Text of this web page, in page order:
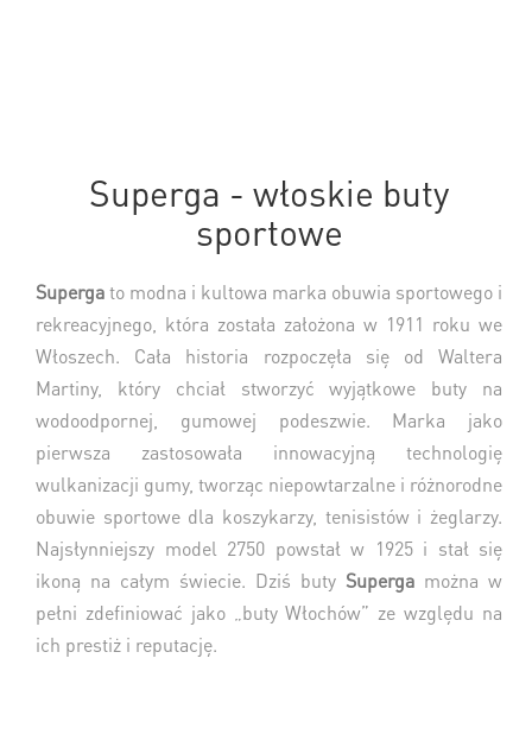
Superga - włoskie buty
sportowe
Supergato modna i kultowa marka obuwia sportowego i
rekreacyjnego, która została założona w 1911 roku we
Włoszech. Cała historia rozpoczęła się od Waltera
Martiny, który chciał stworzyć wyjątkowe buty na
wodoodpornej, gumowej podeszwie. Marka jako
pierwsza zastosowała innowacyjną technologię
wulkanizacji gumy, tworząc niepowtarzalne i różnorodne
obuwie sportowe dla koszykarzy, tenisistów i żeglarzy.
Najsłynniejszy model 2750 powstał w 1925 i stał się
ikoną na całym świecie. Dziś buty Superga można w
pełni zdefiniować jako „buty Włochów” ze względu na
ich prestiż i reputację.